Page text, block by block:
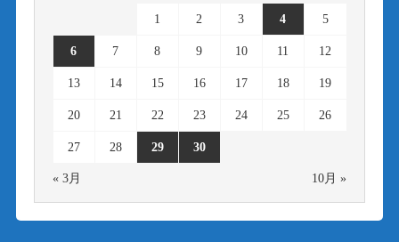
1 2 3 4 5
6 7 8 9 10 11 12
13 14 15 16 17 18 19
20 21 22 23 24 25 26
27 28 29 30
« 3月 10月 »